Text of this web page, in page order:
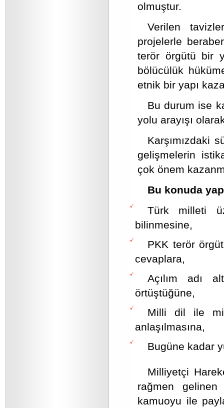
olmuştur.
Verilen
projelerle
terör örgütü bir
bölücülük
etnik bir yapı
Bu durum ise
yolu arayışı
Karşımızdaki
gelişmelerin
çok önem
Bu konuda
Türk milleti
bilinmesine,
PKK terör
cevaplara,
Açılım adı
örtüştüğüne,
Milli dil ile
anlaşılmasına,
Bugüne kadar
Milliyetçi
rağmen
kamuoyu ile